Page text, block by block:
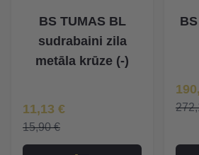
BS TUMAS BL
sudrabaini zila
metāla krūze (-)
Īpaša Cena
11,13 €
15,90 €